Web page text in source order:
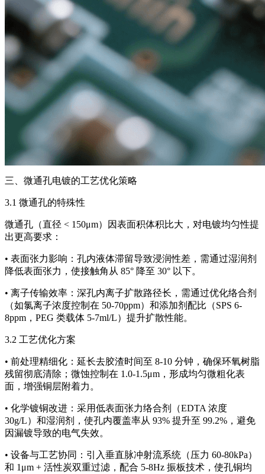
三、微通孔电镀的工艺优化策略
3.1 微通孔的特殊性
微通孔（直径 < 150μm）因表面积体积比大，对电镀均匀性提
出更高要求：
• 表面张力影响：孔内液体滞留导致浸润性差，需通过湿润剂
降低表面张力，使接触角从 85° 降至 30° 以下。
• 离子传输效率：深孔内离子扩散路径长，需通过优化络合剂
（如氯离子浓度控制在 50-70ppm）和添加剂配比（SPS 6-
8ppm，PEG 类载体 5-7ml/L）提升扩散性能。
3.2 工艺优化方案
• 前处理精细化：延长去胶渣时间至 8-10 分钟，确保环氧树脂
残留彻底清除；微蚀控制在 1.0-1.5μm，形成均匀微粗化表
面，增强铜层附着力。
• 化学镀铜改进：采用低表面张力络合剂（EDTA 浓度
30g/L）和湿润剂，使孔内覆盖率从 93% 提升至 99.2%，避免
因漏镀导致的电气失效。
• 设备与工艺协同：引入垂直脉冲射流系统（压力 60-80kPa）
和 1μm + 活性炭双重过滤，配合 5-8Hz 振板技术，使孔铜均